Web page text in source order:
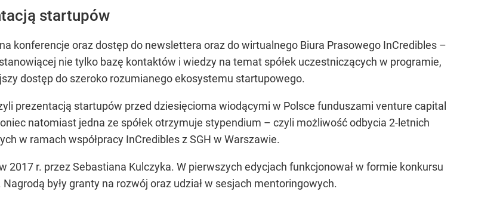
startupów
konferencje oraz dostęp do newslettera oraz do wirtualnego Biura Prasowego InCredibles –
nie tylko bazę kontaktów i wiedzy na temat spółek uczestniczących w programie,
dostęp do szeroko rozumianego ekosystemu startupowego.
prezentacją startupów przed dziesięcioma wiodącymi w Polsce funduszami venture capital
natomiast jedna ze spółek otrzymuje stypendium – czyli możliwość odbycia 2-letnich
w ramach współpracy InCredibles z SGH w Warszawie.
2017 r. przez Sebastiana Kulczyka. W pierwszych edycjach funkcjonował w formie konkursu
były granty na rozwój oraz udział w sesjach mentoringowych.